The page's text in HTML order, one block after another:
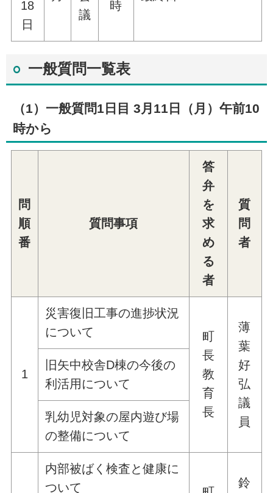
18
日
議
時
一般質問一覧表
（1）一般質問1日目 3月11日（月）午前10
時から
問
順
番
質問事項
答
弁
を
求
め
る
者
質
問
者
1
災害復旧工事の進捗状況
について
町
長
教
育
長
薄
葉
好
弘
議
員
旧矢中校舎D棟の今後の
利活用について
乳幼児対象の屋内遊び場
の整備について
内部被ばく検査と健康に
ついて
鈴